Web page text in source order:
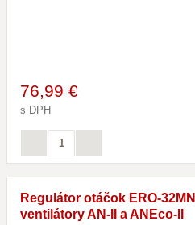
76,99 €
s DPH
Regulátor otáčok ERO-
ventilátory AN-II a ANEco-II